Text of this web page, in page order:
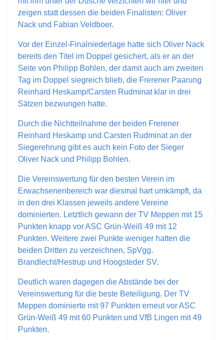
zeigen statt dessen die beiden Finalisten: Oliver
Nack und Fabian Veldboer.
Vor der Einzel-Finalniederlage hatte sich Oliver Nack
bereits den Titel im Doppel gesichert, als er an der
Seite von Philipp Bohlen, der damit auch am zweiten
Tag im Doppel siegreich blieb, die Frerener Paarung
Reinhard Heskamp/Carsten Rudminat klar in drei
Sätzen bezwungen hatte.
Durch die Nichtteilnahme der beiden Frerener
Reinhard Heskamp und Carsten Rudminat an der
Siegerehrung gibt es auch kein Foto der Sieger
Oliver Nack und Philipp Bohlen.
Die Vereinswertung für den besten Verein im
Erwachsenenbereich war diesmal hart umkämpft, da
in den drei Klassen jeweils andere Vereine
dominierten. Letztlich gewann der TV Meppen mit 15
Punkten knapp vor ASC Grün-Weiß 49 mit 12
Punkten. Weitere zwei Punkte weniger hatten die
beiden Dritten zu verzeichnen, SpVgg.
Brandlecht/Hestrup und Hoogsteder SV.
Deutlich waren dagegen die Abstände bei der
Vereinswertung für die beste Beteiligung. Der TV
Meppen dominierte mit 97 Punkten erneut vor ASC
Grün-Weiß 49 mit 60 Punkten und VfB Lingen mit 49
Punkten.